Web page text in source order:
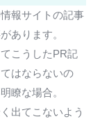
報サイトの記事
あります。
こうしたPR記
はならないの
瞭な場合。
出てこないよう